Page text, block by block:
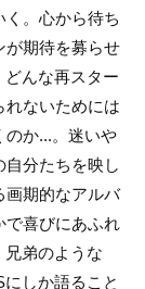
。心から待ち
が期待を募らせ
んな再スター
れないためには
のか...。迷いや
分たちを映し
画期的なアルバ
で喜びにあふれ
弟のような
しか語ること